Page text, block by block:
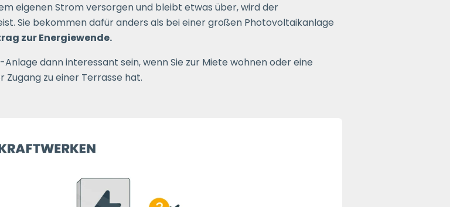
eigenen Strom versorgen und bleibt etwas über, wird der
Sie bekommen dafür anders als bei einer großen Photovoltaikanlage
zur Energiewende.
dann interessant sein, wenn Sie zur Miete wohnen oder eine
Zugang zu einer Terrasse hat.